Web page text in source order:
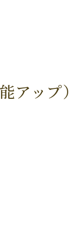
ップ）